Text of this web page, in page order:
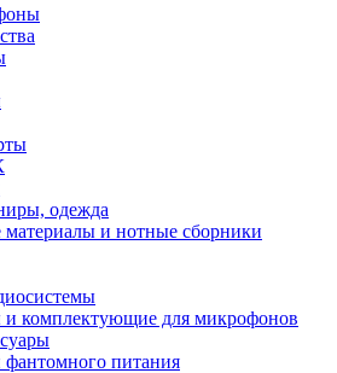
одежда
и нотные сборники
и комплектующие для микрофонов
фантомного питания